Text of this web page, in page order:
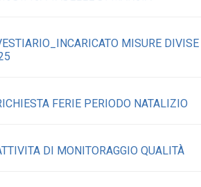
MISURE DIVISE
FERIE PERIODO NATALIZIO
DI MONITORAGGIO QUALITÀ